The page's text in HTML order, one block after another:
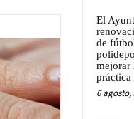
El
de
mejorar
práctica
6 agosto,